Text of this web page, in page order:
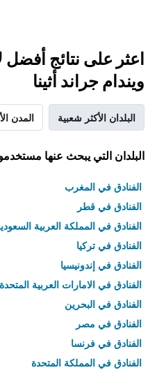
اعثر على نتائج
ويندام جراند أثينا
البلدان الأكثر شعبية المدن
البلدان التي يبحث عنها
الفنادق في المغرب
الفنادق في قطر
الفنادق في المملكة العربية
الفنادق في تركيا
الفنادق في إندونيسيا
الفنادق في الامارات العربية المتحدة
الفنادق في البحرين
الفنادق في مصر
الفنادق في فرنسا
الفنادق في المملكة المتحدة